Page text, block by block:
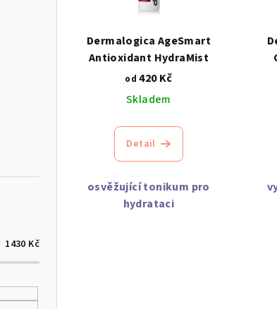
1430 Kč
Dermalogica AgeSmart
Antioxidant HydraMist
od 420 Kč
Skladem
Detail
osvěžující tonikum pro
hydrataci